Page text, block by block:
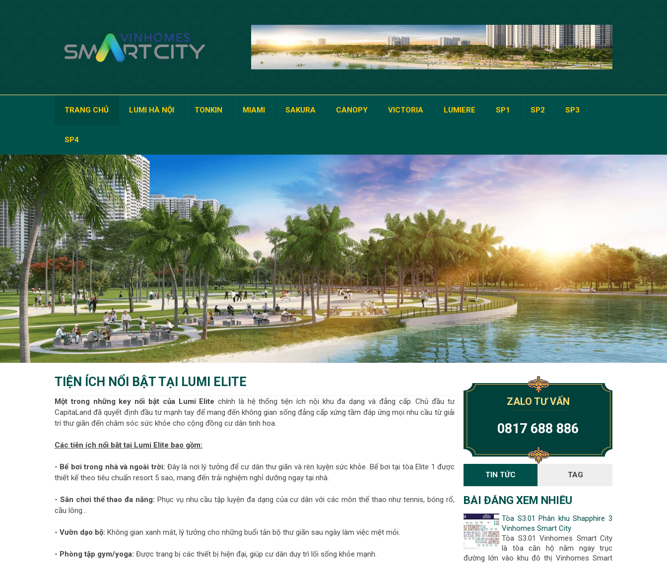
TRANG CHỦ LUMI HÀ NỘI TONKIN MIAMI SAKURA CANOPY VICTORIA LUMIERE SP1 SP2 SP3
SP4
TIỆN ÍCH NỔI BẬT TẠI LUMI ELITE
Một trong những key nổi bật của Lumi Elite chính là hệ thống tiện ích nội khu đa dạng và đẳng cấp. Chủ đầu tư
CapitaLand đã quyết định đầu tư mạnh tay để mang đến không gian sống đẳng cấp xứng tầm đáp ứng mọi nhu cầu từ giải
trí thư giãn đến chăm sóc sức khỏe cho cộng đồng cư dân tinh hoa.
Các tiện ích nổi bật tại Lumi Elite bao gồm:
- Bể bơi trong nhà và ngoài trời: Đây là nơi lý tưởng để cư dân thư giãn và rèn luyện sức khỏe. Bể bơi tại tòa Elite 1 được
thiết kế theo tiêu chuẩn resort 5 sao, mang đến trải nghiệm nghỉ dưỡng ngay tại nhà.
- Sân chơi thể thao đa năng: Phục vụ nhu cầu tập luyện đa dạng của cư dân với các môn thể thao như tennis, bóng rổ,
cầu lông…
- Vườn dạo bộ: Không gian xanh mát, lý tưởng cho những buổi tản bộ thư giãn sau ngày làm việc mệt mỏi.
- Phòng tập gym/yoga: Được trang bị các thiết bị hiện đại, giúp cư dân duy trì lối sống khỏe mạnh.
ZALO TƯ VẤN
0817 688 886
TIN TỨC TAG
BÀI ĐĂNG XEM NHIỀU
Tòa S3.01 Phân khu Shapphire 3
Vinhomes Smart City
Tòa S3.01 Vinhomes Smart City
là tòa căn hộ nằm ngay trục
đường lớn vào khu đô thị Vinhomes Smart